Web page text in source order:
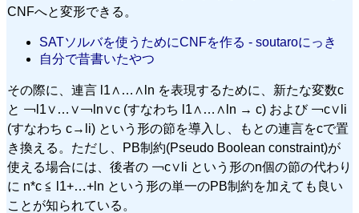
CNFへと変形できる。
SATソルバを使うためにCNFを作る - soutaroにっき
自分で昔書いたやつ
その際に、連言 l1∧…∧ln を表現するために、新たな変数c
と ￢l1∨…∨￢ln∨c (すなわち l1∧…∧ln → c) および ￢c∨li
(すなわち c→li) という形の節を導入し、もとの連言をcで置
き換える。ただし、PB制約(Pseudo Boolean constraint)が
使える場合には、後者の ￢c∨li という形のn個の節の代わり
に n*c ≦ l1+…+ln という形の単一のPB制約を加えても良い
ことが知られている。